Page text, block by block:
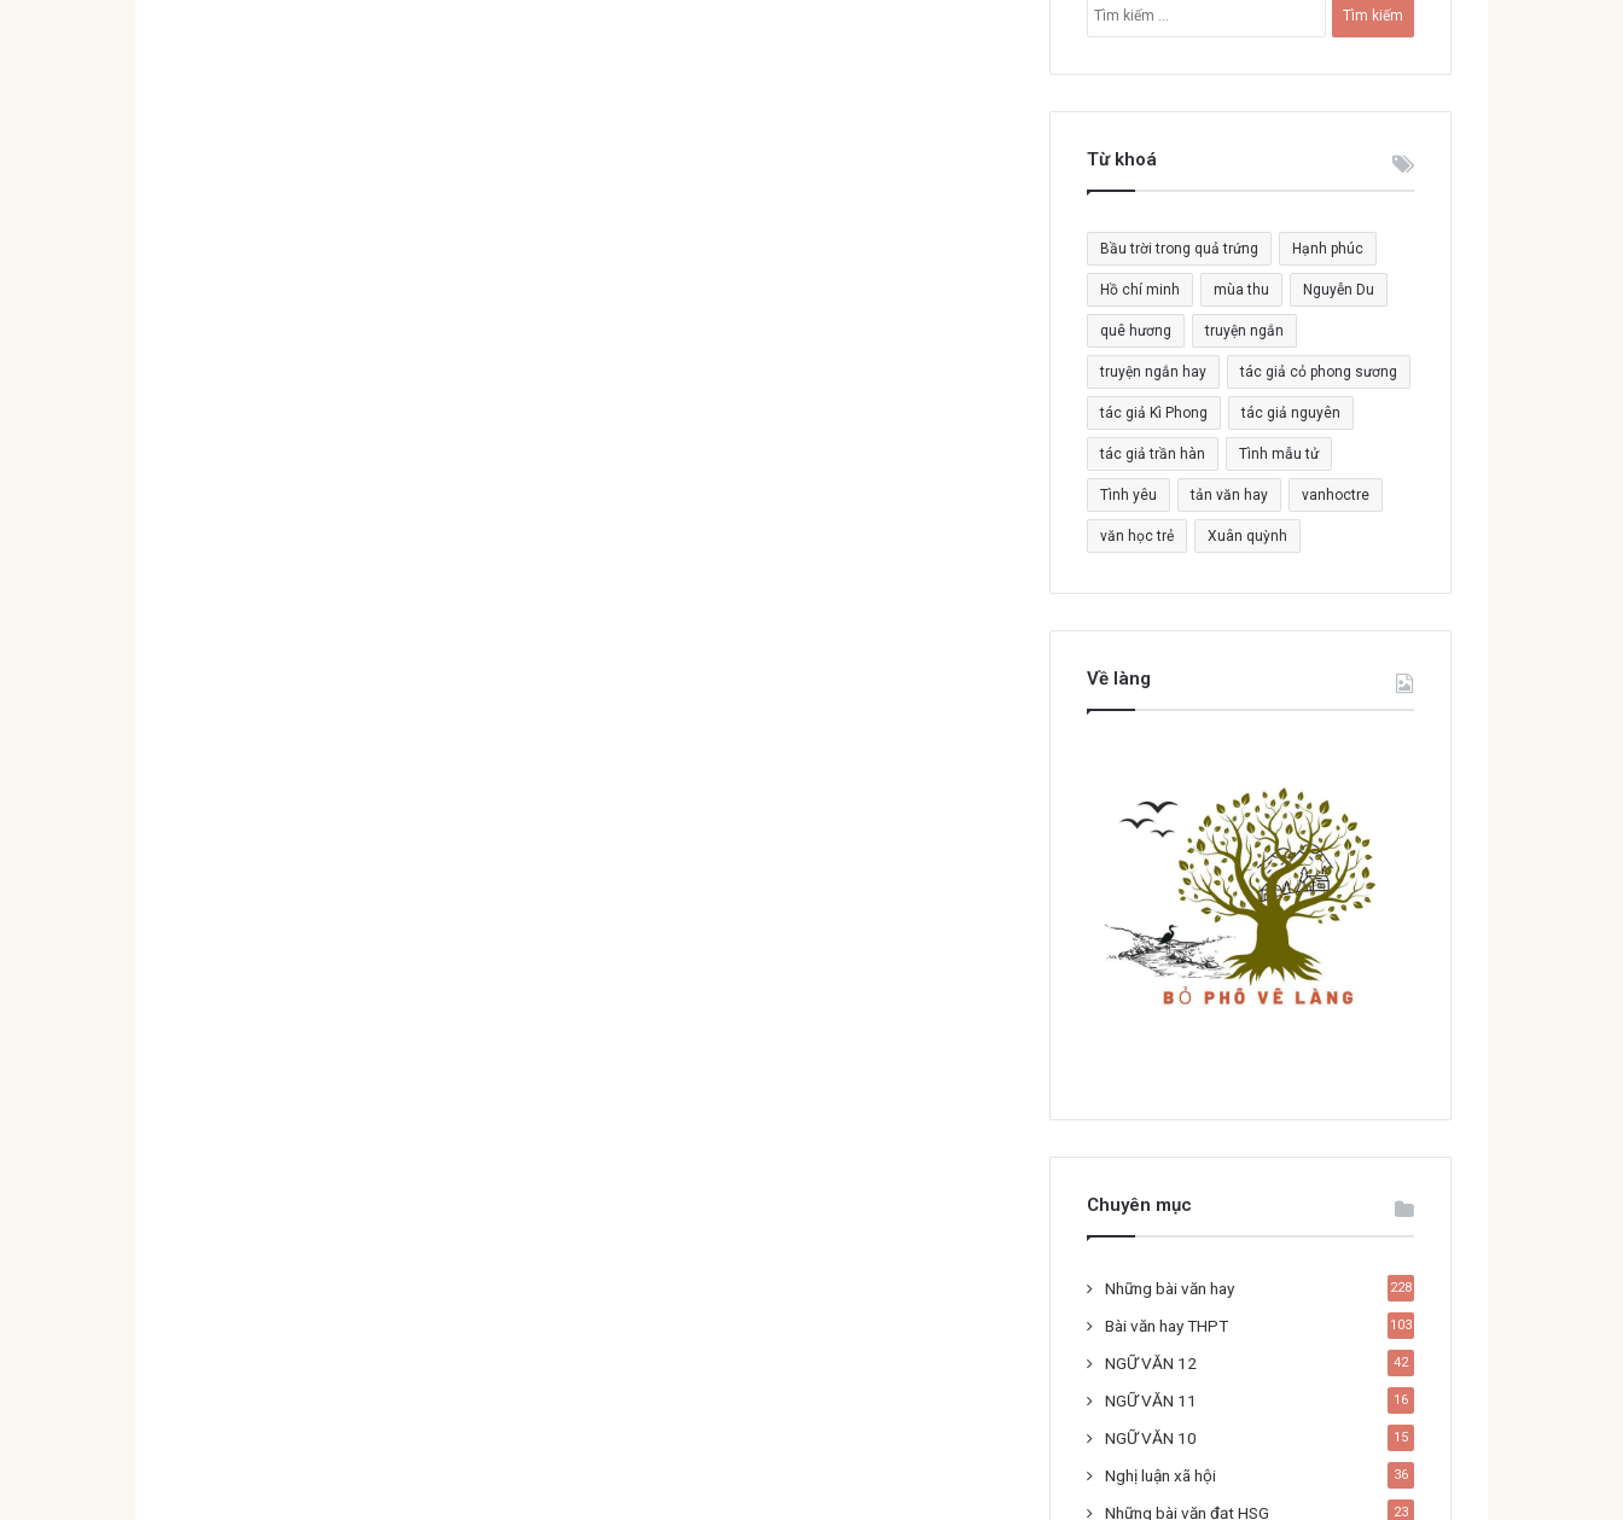
ì
i
c
o
:
Từ khoá
Bầu trời trong quả trứng Hạnh phúc
Hồ chí minh mùa thu Nguyễn Du
quê hương truyện ngắn
truyện ngắn hay tác giả cỏ phong sương
tác giả Kì Phong tác giả nguyên
tác giả trần hàn Tình mẫu tử
Tình yêu tản văn hay vanhoctre
văn học trẻ Xuân quỳnh
Về làng
Chuyên mục
Những bài văn hay 228
Bài văn hay THPT 103
NGỮ VĂN 12 42
NGỮ VĂN 11 16
NGỮ VĂN 10 15
Nghị luận xã hội 36
Những bài văn đạt HSG 23